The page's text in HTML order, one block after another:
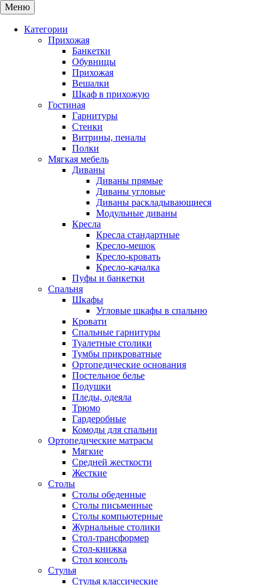
Меню
Категории
Прихожая
Банкетки
Обувницы
Прихожая
Вешалки
Шкаф в прихожую
Гостиная
Гарнитуры
Стенки
Витрины, пеналы
Полки
Мягкая мебель
Диваны
Диваны прямые
Диваны угловые
Диваны раскладывающиеся
Модульные диваны
Кресла
Кресла стандартные
Кресло-мешок
Кресло-кровать
Кресло-качалка
Пуфы и банкетки
Спальня
Шкафы
Угловые шкафы в спальню
Кровати
Спальные гарнитуры
Туалетные столики
Тумбы прикроватные
Ортопедические основания
Постельное белье
Подушки
Пледы, одеяла
Трюмо
Гардеробные
Комоды для спальни
Ортопедические матрасы
Мягкие
Средней жесткости
Жесткие
Столы
Столы обеденные
Столы письменные
Столы компьютерные
Журнальные столики
Стол-трансформер
Стол-книжка
Стол консоль
Стулья
Стулья классические